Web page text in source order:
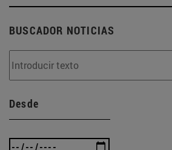
BUSCADOR NOTICIAS
Desde